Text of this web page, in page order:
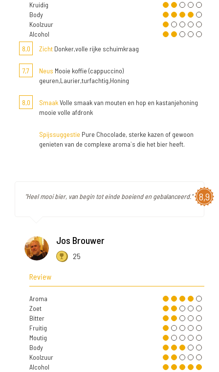
Kruidig
Body
Koolzuur
Alcohol
8,0
Zicht Donker,volle rijke schuimkraag
7,7 Neus Mooie koffie (cappuccino)
geuren,Laurier,turfachtig,Honing
8,0 SmaakVolle smaak van mouten en hop en kastanjehoning
mooie volle afdronk
Spijssuggestie Pure Chocolade, sterke kazen of gewoon
genieten van de complexe aroma`s die het bier heeft.
8,9
"Heel mooi bier, van begin tot einde boeiend en gebalanceerd."
Jos Brouwer
25
Review
Aroma
Zoet
Bitter
Fruitig
Moutig
Body
Koolzuur
Alcohol